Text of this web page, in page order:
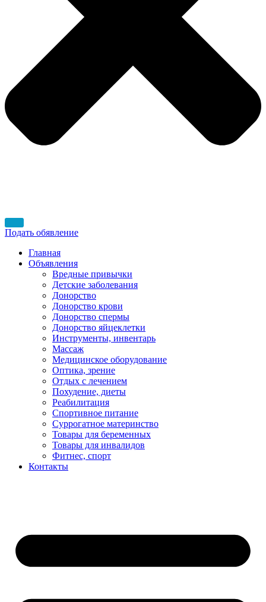
Подать обявление
Главная
Объявления
Вредные привычки
Детские заболевания
Донорство
Донорство крови
Донорство спермы
Донорство яйцеклетки
Инструменты, инвентарь
Массаж
Медицинское оборудование
Оптика, зрение
Отдых с лечением
Похудение, диеты
Реабилитация
Спортивное питание
Суррогатное материнство
Товары для беременных
Товары для инвалидов
Фитнес, спорт
Контакты